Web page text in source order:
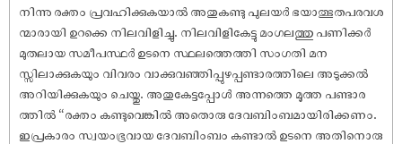
നിന്നു രക്തം പ്രവഹിക്കുകയാൽ അതുകണ്ടു പുലയർ ഭയാത്ഭുതപരവശ
ന്മാരായി ഉറക്കെ നിലവിളിച്ചു. നിലവിളികേട്ടു മംഗലത്തു പണിക്കർ
മുതലായ സമീപസ്ഥർ ഉടനെ സ്ഥലത്തെത്തി സംഗതി മന
സ്സിലാക്കുകയും വിവരം വാക്കുവഞ്ഞിപ്പുഴപ്പണ്ടാരത്തിലെ അടുക്കൽ
അറിയിക്കുകയും ചെയ്തു. അതുകേട്ടപ്പോൾ അന്നത്തെ മൂത്ത പണ്ടാര
ത്തിൽ “രക്തം കണ്ടുവെങ്കിൽ അതൊരു ദേവബിംബമായിരിക്കണം.
ഇപ്രകാരം സ്വയംഭൂവായ ദേവബിംബം കണ്ടാൽ ഉടനെ അതിനൊരു